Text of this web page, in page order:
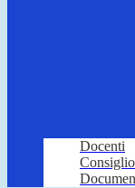
Docenti